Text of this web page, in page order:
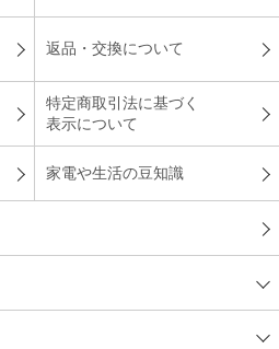
返品・交換について
特定商取引法に基づく
表示について
家電や生活の豆知識